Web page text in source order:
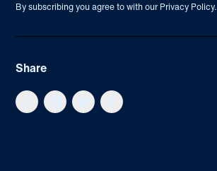
By subscribing you agree to with ourPrivacy Policy.
Share